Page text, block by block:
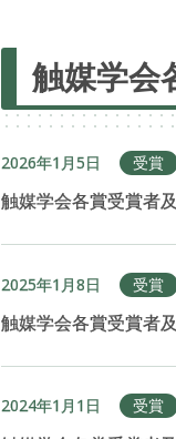
触媒学会
2026年1月5日 受賞
触媒学会各賞受賞者
2025年1月8日 受賞
触媒学会各賞受賞者
2024年1月1日 受賞